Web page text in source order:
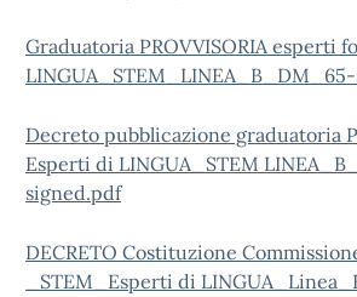
Graduatoria PROVVISORIA esperti
Decreto pubblicazione graduatoria
Esperti di LINGUA_STEM
signed.pdf
DECRETO Costituzione
_STEM_Esperti di